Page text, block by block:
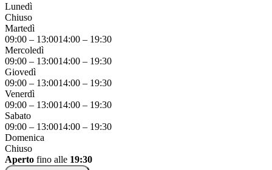
Lunedì
Chiuso
Martedì
09:00 – 13:0014:00 – 19:30
Mercoledì
09:00 – 13:0014:00 – 19:30
Giovedì
09:00 – 13:0014:00 – 19:30
Venerdì
09:00 – 13:0014:00 – 19:30
Sabato
09:00 – 13:0014:00 – 19:30
Domenica
Chiuso
Aperto fino alle 19:30